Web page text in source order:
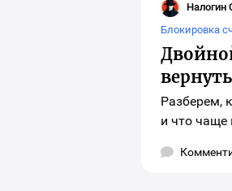
Налогин
Налогин
Блокировка
Разберем,
и что чаще